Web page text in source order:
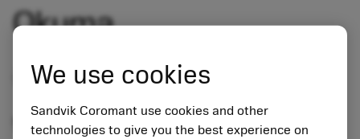
Okuma
공구 홀더 제품군
밀링 옵션이 있는 터닝 센터
We use cookies
Sandvik Coromant use cookies and other
technologies to give you the best experience on